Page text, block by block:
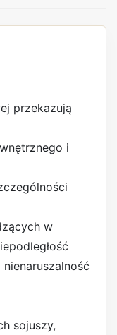
przekazują
i
w
sojuszy,